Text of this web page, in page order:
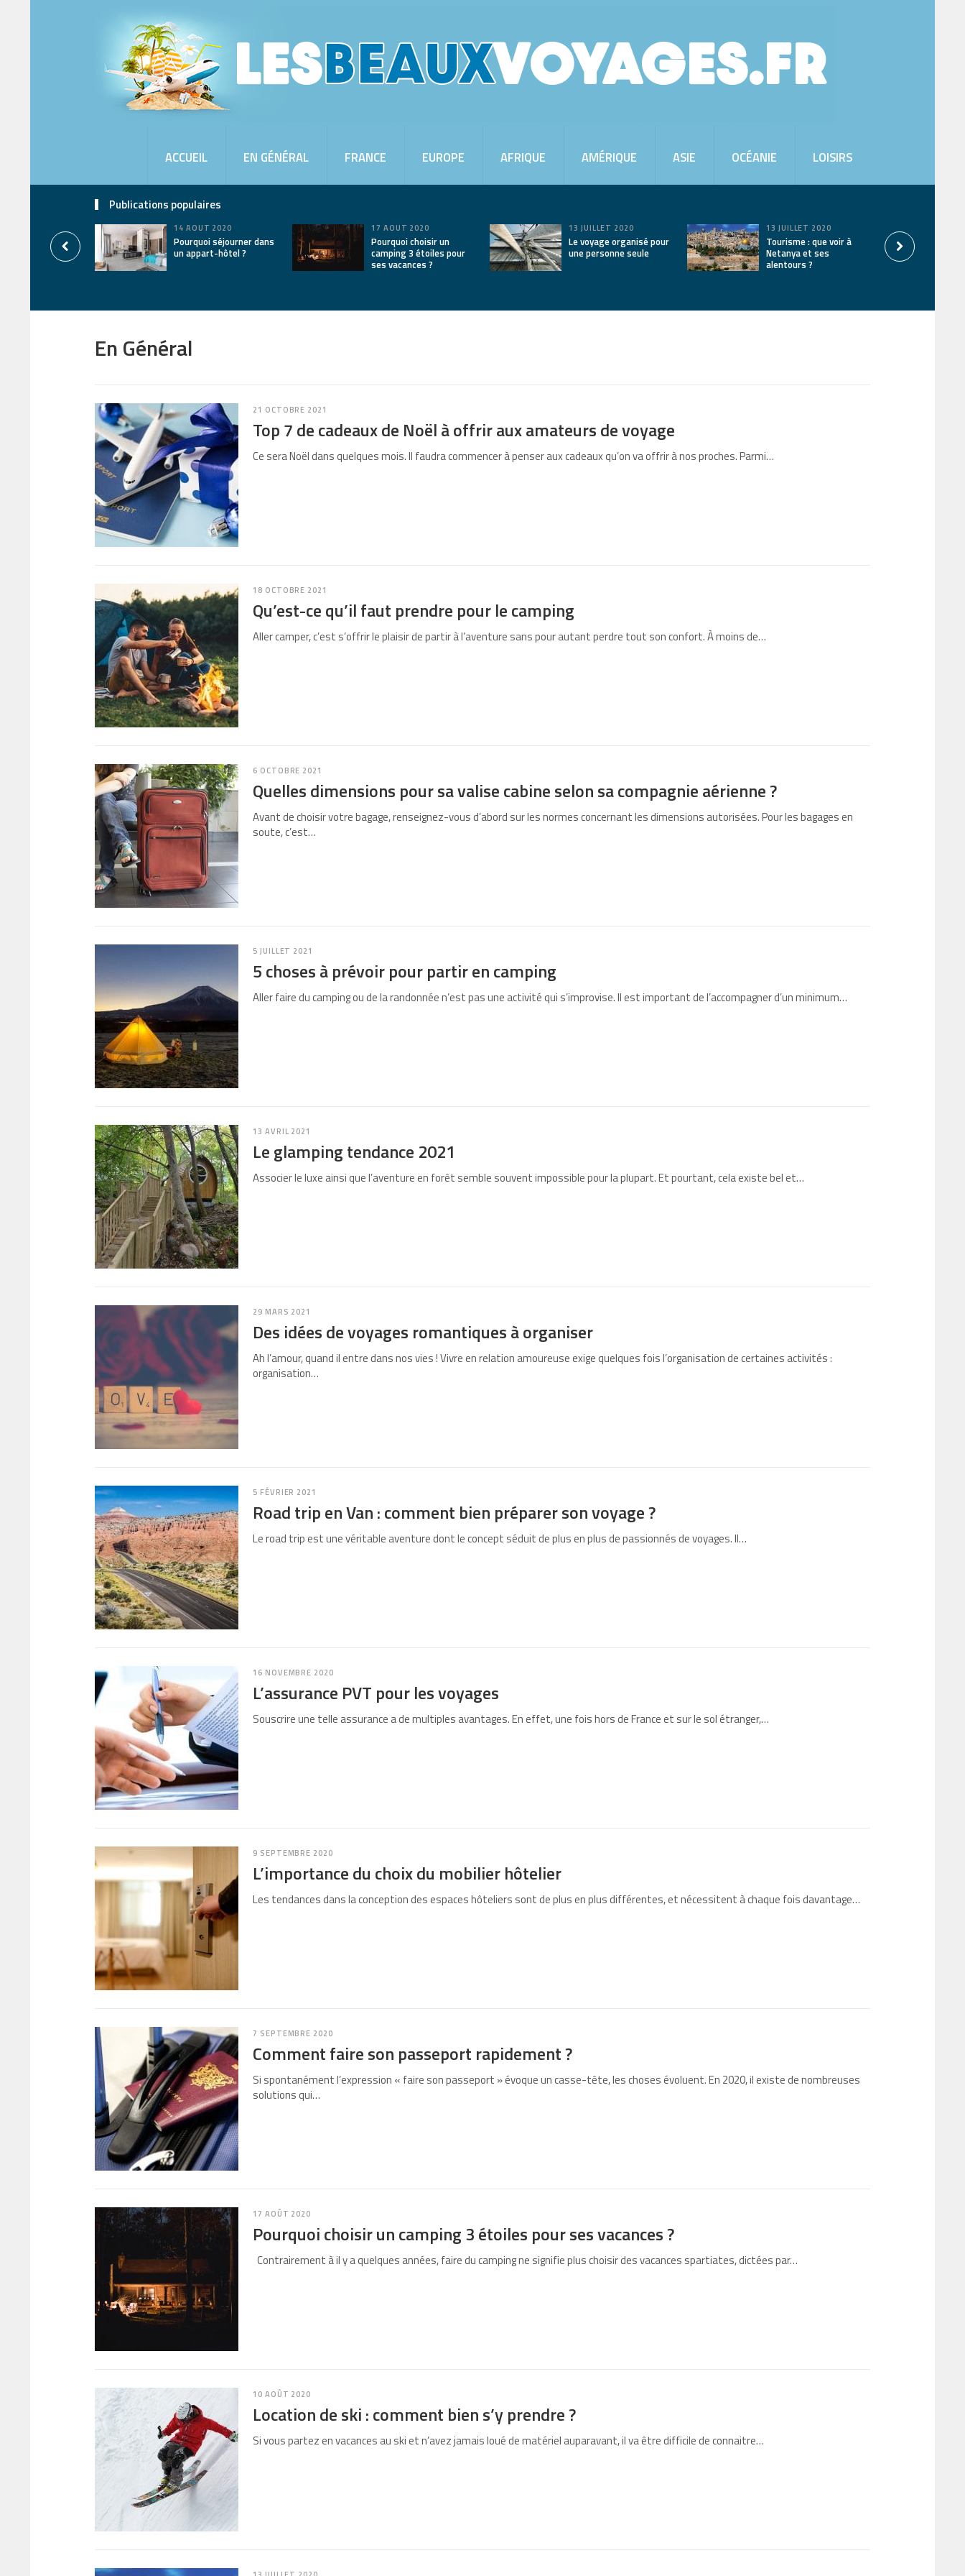
ACCUEIL EN GÉNÉRAL FRANCE EUROPE AFRIQUE AMÉRIQUE ASIE OCÉANIE LOISIRS
Publications populaires
14 AOÛT 2020
Pourquoi séjourner dans
un appart-hôtel ?
17 AOÛT 2020
Pourquoi choisir un
camping 3 étoiles pour
ses vacances ?
13 JUILLET 2020
Le voyage organisé pour
une personne seule
13 JUILLET 2020
Tourisme : que voir à
Netanya et ses
alentours ?
En Général
21 OCTOBRE 2021
Top 7 de cadeaux de Noël à offrir aux amateurs de voyage
Ce sera Noël dans quelques mois. Il faudra commencer à penser aux cadeaux qu’on va offrir à nos proches. Parmi…
18 OCTOBRE 2021
Qu’est-ce qu’il faut prendre pour le camping
Aller camper, c’est s’offrir le plaisir de partir à l’aventure sans pour autant perdre tout son confort. À moins de…
6 OCTOBRE 2021
Quelles dimensions pour sa valise cabine selon sa compagnie aérienne ?
Avant de choisir votre bagage, renseignez-vous d’abord sur les normes concernant les dimensions autorisées. Pour les bagages en
soute, c’est…
5 JUILLET 2021
5 choses à prévoir pour partir en camping
Aller faire du camping ou de la randonnée n’est pas une activité qui s’improvise. Il est important de l’accompagner d’un minimum…
13 AVRIL 2021
Le glamping tendance 2021
Associer le luxe ainsi que l’aventure en forêt semble souvent impossible pour la plupart. Et pourtant, cela existe bel et…
29 MARS 2021
Des idées de voyages romantiques à organiser
Ah l’amour, quand il entre dans nos vies ! Vivre en relation amoureuse exige quelques fois l’organisation de certaines activités :
organisation…
5 FÉVRIER 2021
Road trip en Van : comment bien préparer son voyage ?
Le road trip est une véritable aventure dont le concept séduit de plus en plus de passionnés de voyages. Il…
16 NOVEMBRE 2020
L’assurance PVT pour les voyages
Souscrire une telle assurance a de multiples avantages. En effet, une fois hors de France et sur le sol étranger,…
9 SEPTEMBRE 2020
L’importance du choix du mobilier hôtelier
Les tendances dans la conception des espaces hôteliers sont de plus en plus différentes, et nécessitent à chaque fois davantage…
7 SEPTEMBRE 2020
Comment faire son passeport rapidement ?
Si spontanément l’expression « faire son passeport » évoque un casse-tête, les choses évoluent. En 2020, il existe de nombreuses
solutions qui…
17 AOÛT 2020
Pourquoi choisir un camping 3 étoiles pour ses vacances ?
Contrairement à il y a quelques années, faire du camping ne signifie plus choisir des vacances spartiates, dictées par…
10 AOÛT 2020
Location de ski : comment bien s’y prendre ?
Si vous partez en vacances au ski et n’avez jamais loué de matériel auparavant, il va être difficile de connaitre…